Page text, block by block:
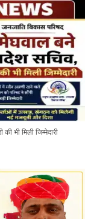
भी मिली जिम्मेदारी